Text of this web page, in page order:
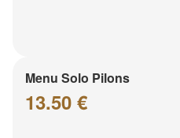
Menu Solo Pilons
13.50 €